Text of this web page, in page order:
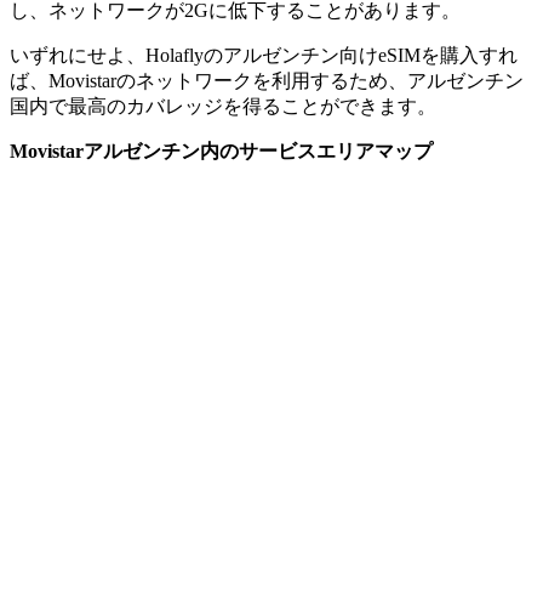
し、ネットワークが2Gに低下することがあります。
いずれにせよ、Holaflyのアルゼンチン向けeSIMを購入すれ
ば、Movistarのネットワークを利用するため、アルゼンチン
国内で最高のカバレッジを得ることができます。
Movistarアルゼンチン内のサービスエリアマップ